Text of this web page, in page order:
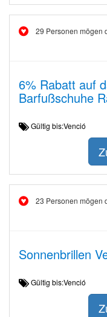
29 Personen mögen
6% Rabatt auf
Barfußschuhe
Gültig bis:Venció
23 Personen mögen
Sonnenbrillen
Gültig bis:Venció